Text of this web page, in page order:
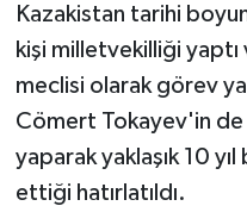
Kazakistan tarihi
kişi milletvekilliği
meclisi olarak görev
Cömert Tokayev'in de
yaparak yaklaşık 10
ettiği hatırlatıldı.
Yerel Haberler